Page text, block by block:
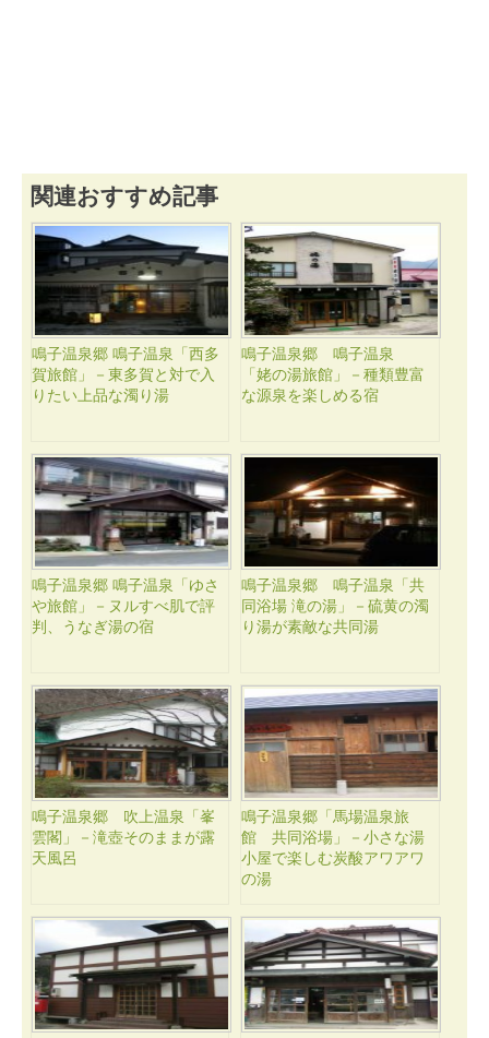
関連おすすめ記事
鳴子温泉郷 鳴子温泉「西多
賀旅館」－東多賀と対で入
りたい上品な濁り湯
鳴子温泉郷 鳴子温泉
「姥の湯旅館」－種類豊富
な源泉を楽しめる宿
鳴子温泉郷 鳴子温泉「ゆさ
や旅館」－ヌルすべ肌で評
判、うなぎ湯の宿
鳴子温泉郷 鳴子温泉「共
同浴場 滝の湯」－硫黄の濁
り湯が素敵な共同湯
鳴子温泉郷 吹上温泉「峯
雲閣」－滝壺そのままが露
天風呂
鳴子温泉郷「馬場温泉旅
館 共同浴場」－小さな湯
小屋で楽しむ炭酸アワアワ
の湯